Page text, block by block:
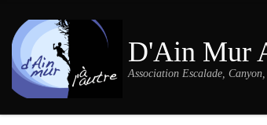
Passer au contenu
D'Ain Mur
Association Escalade,